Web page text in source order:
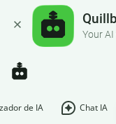
Your
de IA Chat IA